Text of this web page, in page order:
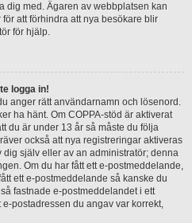
dig med. Ägaren av webbplatsen kan
att förhindra att nya besökare blir
för hjälp.
logga in!
anger rätt användarnamn och lösenord.
ha hänt. Om COPPA-stöd är aktiverat
du är under 13 år så måste du följa
också att nya registreringar aktiveras
själv eller av an administratör; denna
Om du har fått ett e-postmeddelande,
ett e-postmeddelande så kanske du
fastnade e-postmeddelandet i ett
postadressen du angav var korrekt,